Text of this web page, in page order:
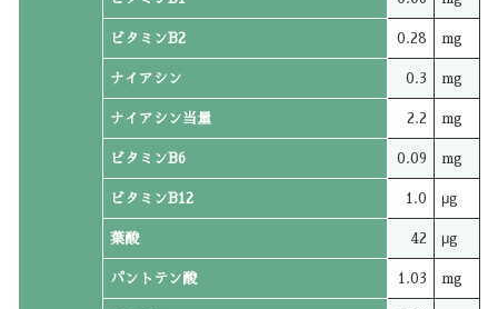
ビタミンB2 0.28 mg
ナイアシン 0.3 mg
ナイアシン当量 2.2 mg
ビタミンB6 0.09 mg
ビタミンB12 1.0 μg
葉酸 42 μg
パントテン酸 1.03 mg